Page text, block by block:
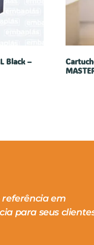
Black –
referência em
para seus